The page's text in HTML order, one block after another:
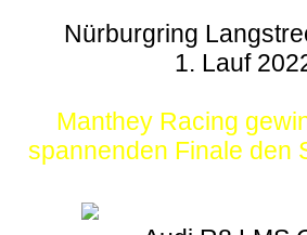
Nürburgring
1. Lauf
Manthey Racing
spannenden Finale den